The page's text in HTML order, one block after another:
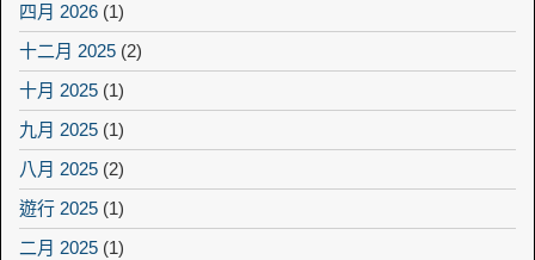
四月 2026 (1)
十二月 2025 (2)
十月 2025 (1)
九月 2025 (1)
八月 2025 (2)
遊行 2025 (1)
二月 2025 (1)